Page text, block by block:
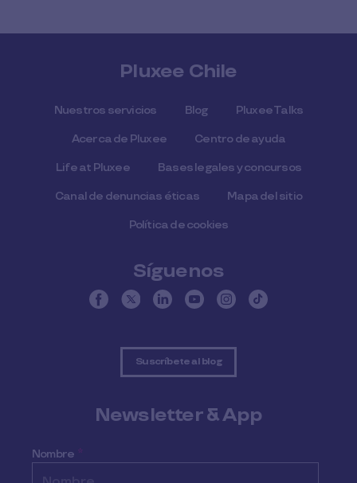
Pluxee Chile
Nuestros servicios Blog Pluxee Talks
Acerca de Pluxee Centro de ayuda
Life at Pluxee Bases legales y concursos
Canal de denuncias éticas Mapa del sitio
Política de cookies
Síguenos
Suscríbete al blog
Newsletter & App
Nombre *